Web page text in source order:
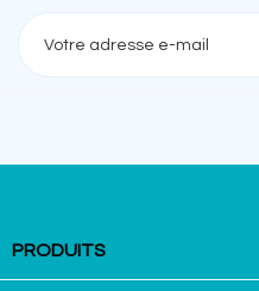
PRODUITS